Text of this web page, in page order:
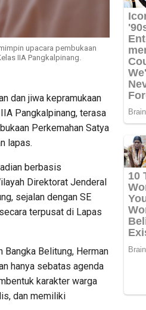
upacara pembukaan
IIA Pangkalpinang.
dan jiwa kepramukaan
Pangkalpinang, terasa
Perkemahan Satya
lapas.
berbasis
Direktorat Jenderal
sejalan dengan SE
terpusat di Lapas
Bangka Belitung, Herman
hanya sebatas agenda
karakter warga
dan memiliki